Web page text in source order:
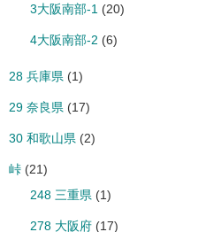
3大阪南部-1 (20)
4大阪南部-2 (6)
28 兵庫県 (1)
29 奈良県 (17)
30 和歌山県 (2)
峠(21)
248 三重県 (1)
278 大阪府(17)